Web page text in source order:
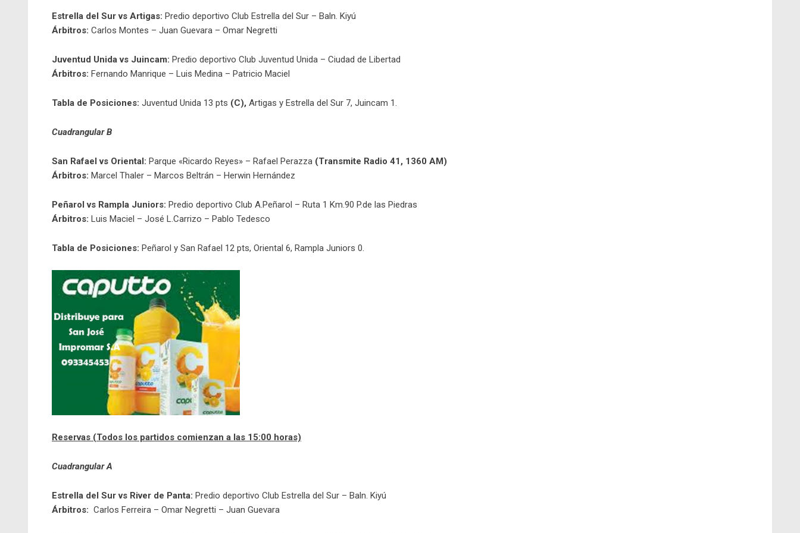
Estrella del Sur vs Artigas: Predio deportivo Club Estrella del Sur – Baln. Kiyú
Árbitros: Carlos Montes – Juan Guevara – Omar Negretti
Juventud Unida vs Juincam: Predio deportivo Club Juventud Unida – Ciudad de Libertad
Árbitros: Fernando Manrique – Luis Medina – Patricio Maciel
Tabla de Posiciones: Juventud Unida 13 pts (C), Artigas y Estrella del Sur 7, Juincam 1.
Cuadrangular B
San Rafael vs Oriental: Parque «Ricardo Reyes» – Rafael Perazza (Transmite Radio 41, 1360 AM)
Árbitros: Marcel Thaler – Marcos Beltrán – Herwin Hernández
Peñarol vs Rampla Juniors: Predio deportivo Club A.Peñarol – Ruta 1 Km.90 P.de las Piedras
Árbitros: Luis Maciel – José L.Carrizo – Pablo Tedesco
Tabla de Posiciones: Peñarol y San Rafael 12 pts, Oriental 6, Rampla Juniors 0.
Reservas (Todos los partidos comienzan a las 15:00 horas)
Cuadrangular A
Estrella del Sur vs River de Panta: Predio deportivo Club Estrella del Sur – Baln. Kiyú
Árbitros: Carlos Ferreira – Omar Negretti – Juan Guevara